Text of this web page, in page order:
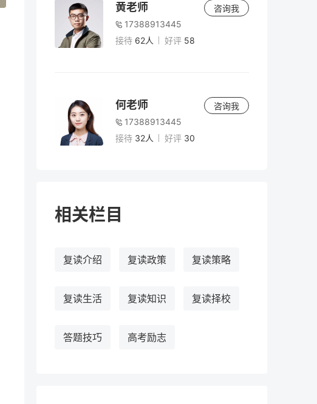
黄老师
17388913445
接待 62人 好评 58
咨询我
何老师
17388913445
接待 32人 好评 30
咨询我
相关栏目
复读介绍 复读政策 复读策略
复读生活 复读知识 复读择校
答题技巧 高考励志